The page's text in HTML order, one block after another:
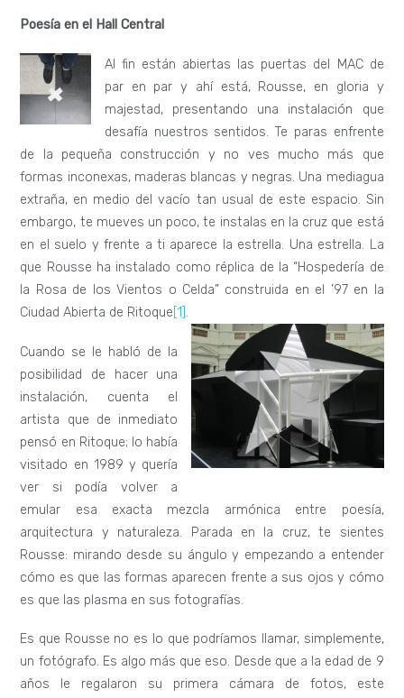
Poesía en el Hall Central
Al fin están abiertas las puertas del MAC de
par en par y ahí está, Rousse, en gloria y
majestad, presentando una instalación que
desafía nuestros sentidos. Te paras enfrente
de la pequeña construcción y no ves mucho más que
formas inconexas, maderas blancas y negras. Una mediagua
extraña, en medio del vacío tan usual de este espacio. Sin
embargo, te mueves un poco, te instalas en la cruz que está
en el suelo y frente a ti aparece la estrella. Una estrella. La
que Rousse ha instalado como réplica de la “Hospedería de
la Rosa de los Vientos o Celda” construida en el ’97 en la
Ciudad Abierta de Ritoque [1] .
Cuando se le habló de la
posibilidad de hacer una
instalación, cuenta el
artista que de inmediato
pensó en Ritoque; lo había
visitado en 1989 y quería
ver si podía volver a
emular esa exacta mezcla armónica entre poesía,
arquitectura y naturaleza. Parada en la cruz, te sientes
Rousse: mirando desde su ángulo y empezando a entender
cómo es que las formas aparecen frente a sus ojos y cómo
es que las plasma en sus fotografías.
Es que Rousse no es lo que podríamos llamar, simplemente,
un fotógrafo. Es algo más que eso. Desde que a la edad de 9
años le regalaron su primera cámara de fotos, este